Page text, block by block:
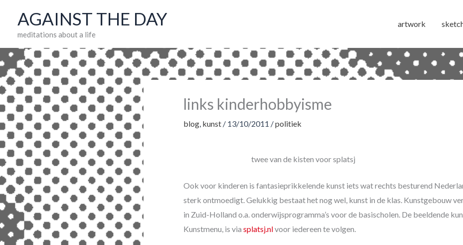
content
AGAINST THE DAY
meditations about a life
artwork
links kinderhobbyisme
blog, kunst / 13/10/2011 /politiek
twee van de kisten voor splatsj
Ook voor kinderen is fantasieprikkelende kunst iets wat rechts besturend
sterk ontmoedigt. Gelukkig bestaat het nog wel, kunst in de klas. Kunstgebouw
in Zuid-Holland o.a. onderwijsprogramma’s voor de basischolen. De beeldende
Kunstmenu, is via splatsj.nlvoor iedereen te volgen.